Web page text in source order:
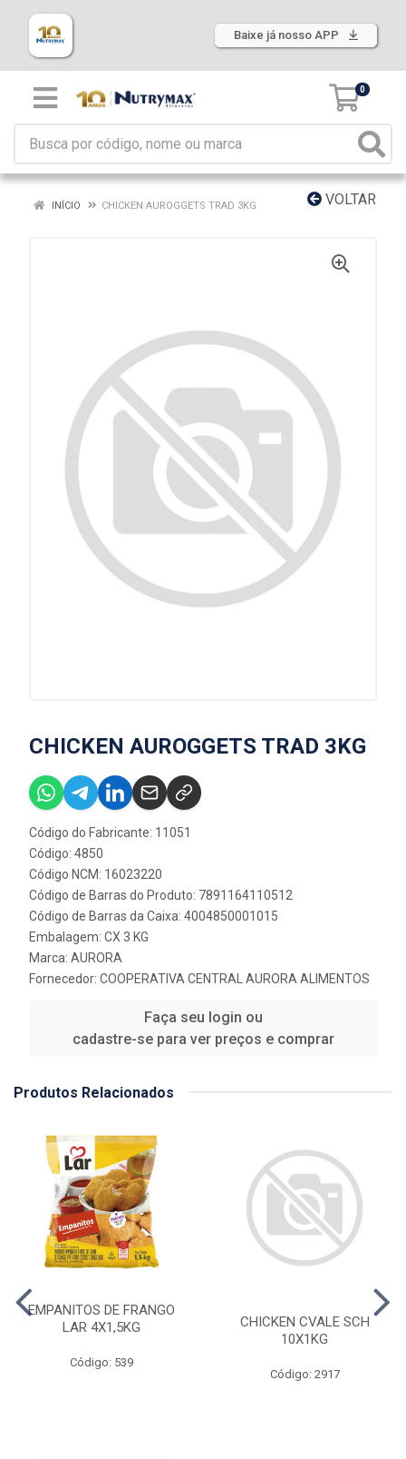
Baixe já nosso APP
0
VOLTAR
INÍCIO CHICKEN AUROGGETS TRAD 3KG
CHICKEN AUROGGETS TRAD 3KG
Código do Fabricante: 11051
Código: 4850
Código NCM: 16023220
Código de Barras do Produto: 7891164110512
Código de Barras da Caixa: 4004850001015
Embalagem: CX 3 KG
Marca: AURORA
Fornecedor: COOPERATIVA CENTRAL AURORA ALIMENTOS
Faça seu login ou
cadastre-se para ver preços e comprar
Produtos Relacionados
EMPANITOS DE FRANGO
LAR 4X1,5KG
Código: 539
CHICKEN CVALE SCH
10X1KG
Código: 2917